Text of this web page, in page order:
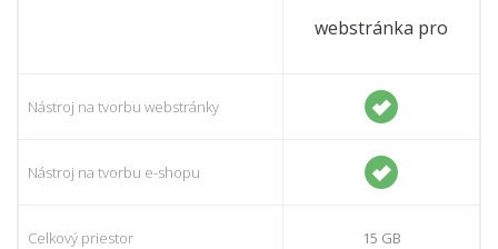
webstránka pro
Nástroj na tvorbu webstránky
Nástroj na tvorbu e-shopu
Celkový priestor 15 GB